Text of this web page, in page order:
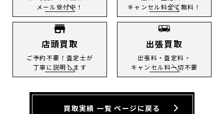
メール受付中！
キャンセル料全て無料！
店頭買取
ご予約不要！査定士が
丁寧に説明します
出張買取
出張料・査定料・
キャンセル料一切不要
買取実績 一覧 ページに戻る